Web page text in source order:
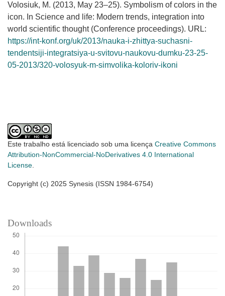
Volosiuk, M. (2013, May 23–25). Symbolism of colors in the
icon. In Science and life: Modern trends, integration into
world scientific thought (Conference proceedings). URL:
https://int-konf.org/uk/2013/nauka-i-zhittya-suchasni-
tendentsiji-integratsiya-u-svitovu-naukovu-dumku-23-25-
05-2013/320-volosyuk-m-simvolika-koloriv-ikoni
Este trabalho está licenciado sob uma licença Creative Commons
Attribution-NonCommercial-NoDerivatives 4.0 International
License.
Copyright (c) 2025 Synesis (ISSN 1984-6754)
Downloads